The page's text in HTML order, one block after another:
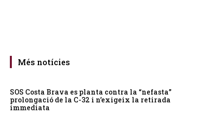
Més notícies
SOS Costa Brava es planta contra la “nefasta”
prolongació de la C-32 i n’exigeix la retirada
immediata